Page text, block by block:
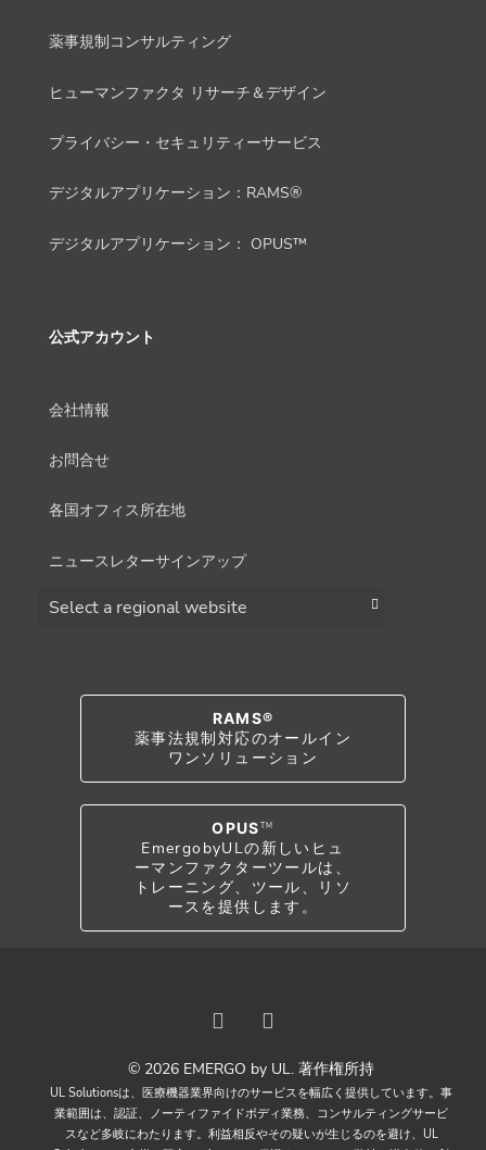
薬事規制コンサルティング
ヒューマンファクタ リサーチ＆デザイン
プライバシー・セキュリティーサービス
デジタルアプリケーション：RAMS®
デジタルアプリケーション： OPUS™
公式アカウント
会社情報
お問合せ
各国オフィス所在地
ニュースレターサインアップ
RAMS®
薬事法規制対応のオールイン
ワンソリューション
OPUS TM
EmergobyULの新しいヒュ
ーマンファクターツールは、
トレーニング、ツール、リソ
ースを提供します。
© 2026 EMERGO by UL. 著作権所持
UL Solutionsは、医療機器業界向けのサービスを幅広く提供しています。事
業範囲は、認証、ノーティファイドボディ業務、コンサルティングサービ
スなど多岐にわたります。利益相反やその疑いが生じるのを避け、UL